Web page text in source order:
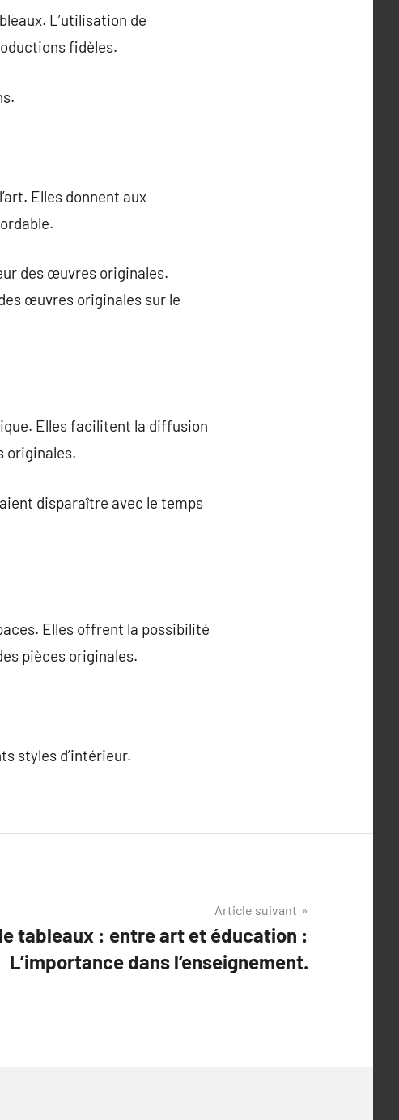
L’utilisation de
fidèles.
Elles donnent aux
des œuvres originales.
œuvres originales sur le
Elles facilitent la diffusion
originales.
disparaître avec le temps
Elles offrent la possibilité
pièces originales.
styles d’intérieur.
Article suivant
tableaux : entre art et éducation :
L’importance dans l’enseignement.